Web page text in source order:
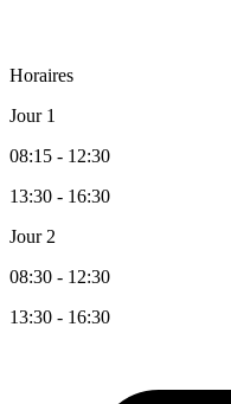
Horaires
Jour 1
08:15 - 12:30
13:30 - 16:30
Jour 2
08:30 - 12:30
13:30 - 16:30